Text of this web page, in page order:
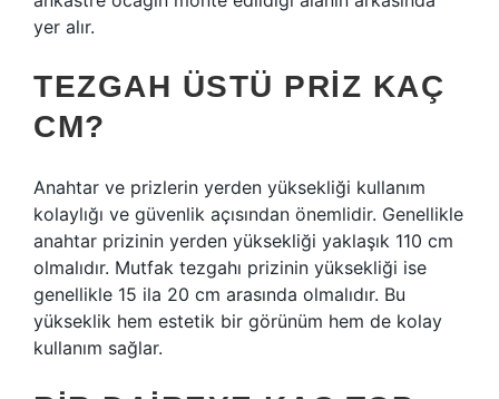
yer alır.
TEZGAH ÜSTÜ PRIZ KAÇ
CM?
Anahtar ve prizlerin yerden yüksekliği kullanım
kolaylığı ve güvenlik açısından önemlidir. Genellikle
anahtar prizinin yerden yüksekliği yaklaşık 110 cm
olmalıdır. Mutfak tezgahı prizinin yüksekliği ise
genellikle 15 ila 20 cm arasında olmalıdır. Bu
yükseklik hem estetik bir görünüm hem de kolay
kullanım sağlar.